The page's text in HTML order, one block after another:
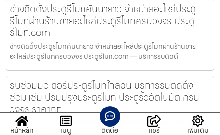
ช่างติดตั้งประตูรีโมทคันนายาว จำหน่ายอะไหล่ประตู
รีโมทผ่านร้านขายอะไหล่ประตูรีโมทครบวงจร ประตู
รีโมท.com
ช่างติดตั้งประตูรีโมทคันนายาว จำหน่ายอะไหล่ประตูรีโมทผ่านร้านขาย
อะไหล่ประตูรีโมทครบวงจร ประตูรีโมท.com — บริการรับติดตั้
รับซ่อมมอเตอร์ประตูรีโมทใกล้ฉัน บริการรับติดตั้ง
ซ่อมแซ่ม ปรับปรุงประตูรีโมท ประตูรั้วอัตโนมัติ ครบ
วงจร ราคาถูก
รับซ่อมมอเตอร์ประตูรีโมทใกล้ฉัน บริการรับติดตั้ง ซ่อมแซ่ม ปรับปรุง
ประตูรีโมท ประตูรั้วอัตโนมัติ ครบวงจร ราคาถูก พร้อมบริ
หน้าหลัก เมนู ติดต่อ แชร์ เพิ่มเติม